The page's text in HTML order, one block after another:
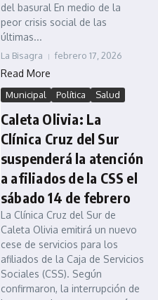
del basural En medio de la
peor crisis social de las
últimas...
La Bisagra febrero 17, 2026
Read More
Municipal Política Salud
Caleta Olivia: La
Clínica Cruz del Sur
suspenderá la atención
a afiliados de la CSS el
sábado 14 de febrero
La Clínica Cruz del Sur de
Caleta Olivia emitirá un nuevo
cese de servicios para los
afiliados de la Caja de Servicios
Sociales (CSS). Según
confirmaron, la interrupción de